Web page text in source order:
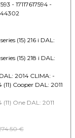
- 17117617594 -
(15) 216 i DAL:
(15) 218 i DAL:
2014 CLIMA: -
Cooper DAL: 2011
One DAL: 2011
senza sconto
€